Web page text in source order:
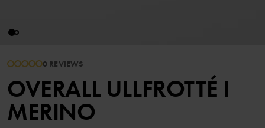
0 REVIEWS
OVERALL ULLFROTTÉ I
MERINO